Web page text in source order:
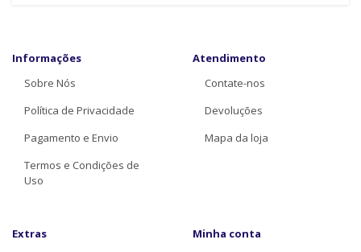
Informações
Sobre Nós
Política de Privacidade
Pagamento e Envio
Termos e Condições de
Uso
Atendimento
Contate-nos
Devoluções
Mapa da loja
Extras
Minha conta